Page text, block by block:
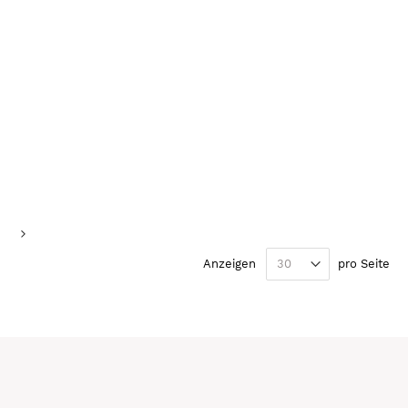
Seite
Anzeigen pro Seite